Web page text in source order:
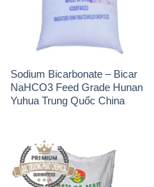
Sodium Bicarbonate – Bicar
NaHCO3 Feed Grade Hunan
Yuhua Trung Quốc China